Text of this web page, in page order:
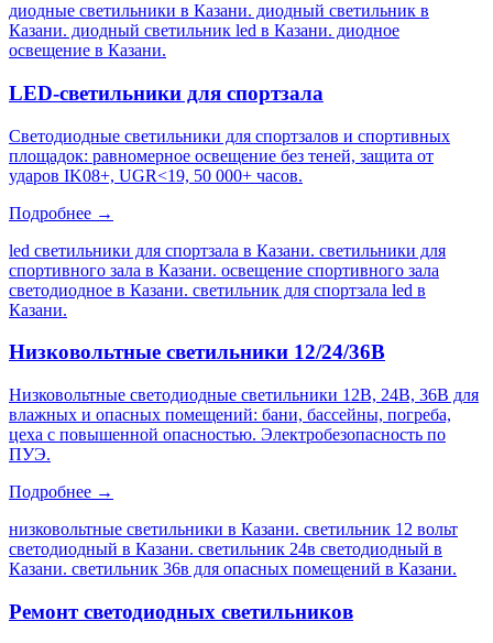
диодные светильники в Казани. диодный светильник в
Казани. диодный светильник led в Казани. диодное
освещение в Казани.
LED-светильники для спортзала
Светодиодные светильники для спортзалов и спортивных
площадок: равномерное освещение без теней, защита от
ударов IK08+, UGR<19, 50 000+ часов.
Подробнее →
led светильники для спортзала в Казани. светильники для
спортивного зала в Казани. освещение спортивного зала
светодиодное в Казани. светильник для спортзала led в
Казани.
Низковольтные светильники 12/24/36В
Низковольтные светодиодные светильники 12В, 24В, 36В для
влажных и опасных помещений: бани, бассейны, погреба,
цеха с повышенной опасностью. Электробезопасность по
ПУЭ.
Подробнее →
низковольтные светильники в Казани. светильник 12 вольт
светодиодный в Казани. светильник 24в светодиодный в
Казани. светильник 36в для опасных помещений в Казани.
Ремонт светодиодных светильников